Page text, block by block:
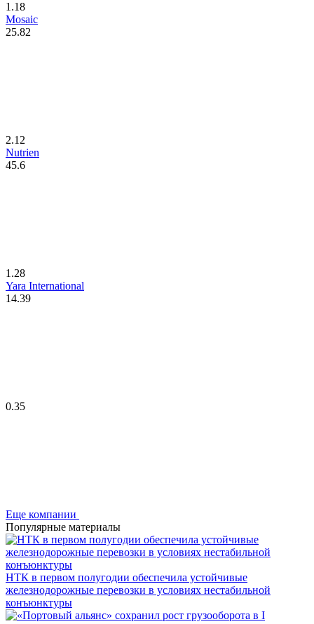
1.18
Mosaic
25.82
2.12
Nutrien
45.6
1.28
Yara International
14.39
0.35
Еще компании
Популярные материалы
НТК в первом полугодии обеспечила устойчивые
железнодорожные перевозки в условиях нестабильной
конъюнктуры